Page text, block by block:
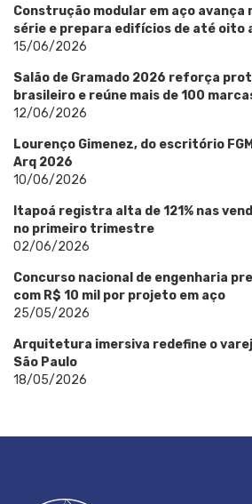
Construção modular em aço avança
série e prepara edifícios de até oito
15/06/2026
Salão de Gramado 2026 reforça
brasileiro e reúne mais de 100
12/06/2026
Lourenço Gimenez, do escritório
Arq 2026
10/06/2026
Itapoá registra alta de 121% nas
no primeiro trimestre
02/06/2026
Concurso nacional de engenharia
com R$ 10 mil por projeto em aço
25/05/2026
Arquitetura imersiva redefine o
São Paulo
18/05/2026